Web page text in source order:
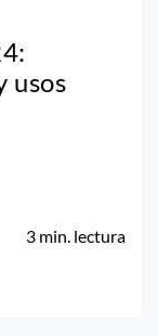
usos
3 min. lectura